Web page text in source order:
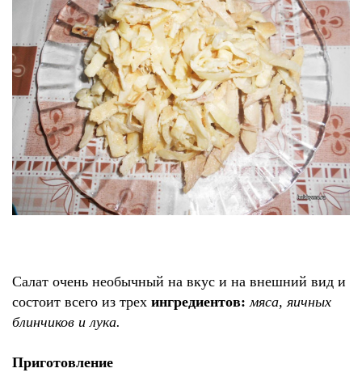
Салат очень необычный на вкус и на внешний вид и
состоит всего из трех ингредиентов: мяса, яичных
блинчиков и лука.
Приготовление